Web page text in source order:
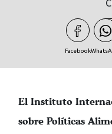
Facebook
El Instituto
sobre Políticas